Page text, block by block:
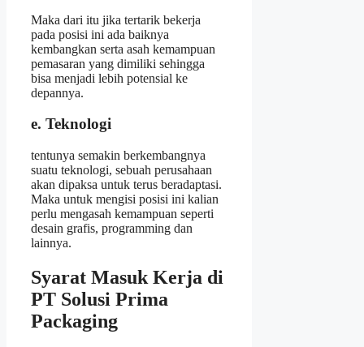
Maka dari itu jika tertarik bekerja
pada posisi ini ada baiknya
kembangkan serta asah kemampuan
pemasaran yang dimiliki sehingga
bisa menjadi lebih potensial ke
depannya.
e. Teknologi
tentunya semakin berkembangnya
suatu teknologi, sebuah perusahaan
akan dipaksa untuk terus beradaptasi.
Maka untuk mengisi posisi ini kalian
perlu mengasah kemampuan seperti
desain grafis, programming dan
lainnya.
Syarat Masuk Kerja di
PT Solusi Prima
Packaging